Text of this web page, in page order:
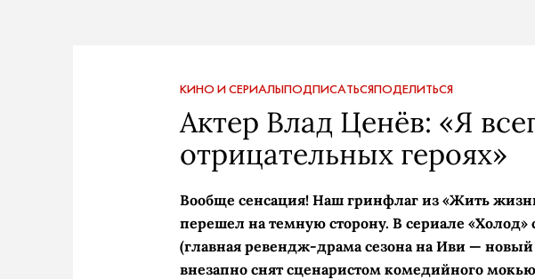
КИНО И СЕРИАЛЫПОДПИСАТЬСЯПОДЕЛИТЬСЯ
Актер Влад Ценёв: «Я
отрицательных героях»
Вообще сенсация! Наш гринфлаг из «Жить
перешел на темную сторону. В сериале
(главная ревендж-­драма сезона на Иви —
внезапно снят сценаристом комедийного